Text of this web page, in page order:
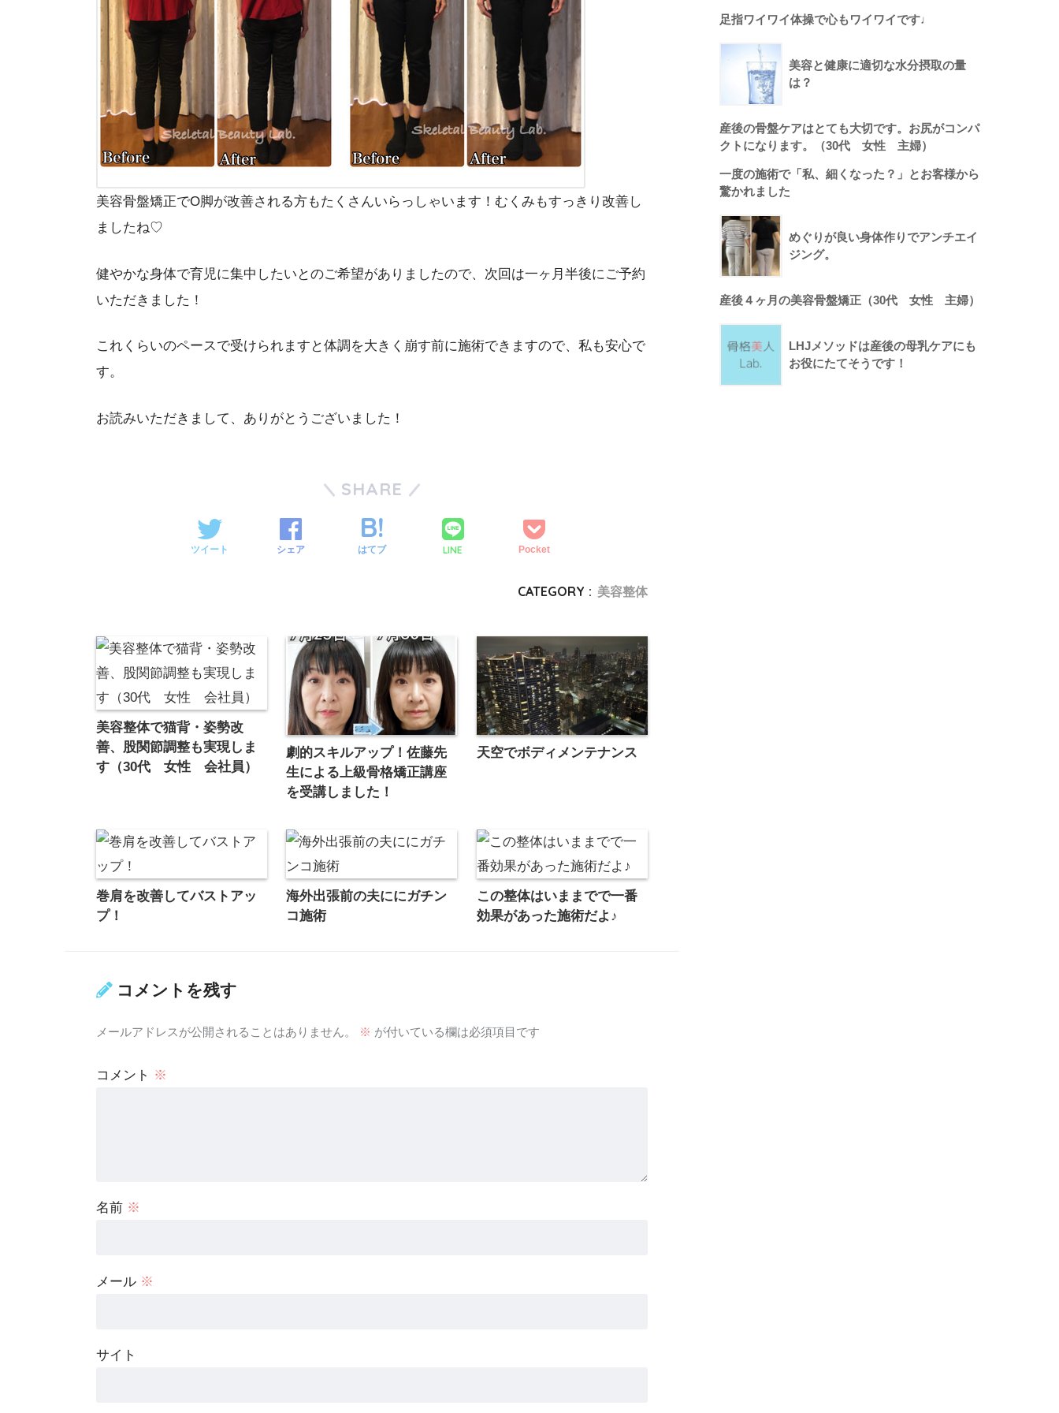
美容骨盤矯正でO脚が改善される方もたくさんいらっしゃいます！むくみもすっきり改善し
ましたね♡
健やかな身体で育児に集中したいとのご希望がありましたので、次回は一ヶ月半後にご予約
いただきました！
これくらいのペースで受けられますと体調を大きく崩す前に施術できますので、私も安心で
す。
お読みいただきまして、ありがとうございました！
SHARE
ツイート シェア はてブ LINE Pocket
CATEGORY : 美容整体
美容整体で猫背・姿勢改
善、股関節調整も実現しま
す（30代 女性 会社員）
劇的スキルアップ！佐藤先
生による上級骨格矯正講座
を受講しました！
天空でボディメンテナンス
巻肩を改善してバストアッ
プ！
海外出張前の夫ににガチン
コ施術
この整体はいままでで一番
効果があった施術だよ♪
コメントを残す
メールアドレスが公開されることはありません。 ※ が付いている欄は必須項目です
コメント ※
名前 ※
メール ※
サイト
足指ワイワイ体操で心もワイワイです♩
美容と健康に適切な水分摂取の量
は？
産後の骨盤ケアはとても大切です。お尻がコンパ
クトになります。（30代 女性 主婦）
一度の施術で「私、細くなった？」とお客様から
驚かれました
めぐりが良い身体作りでアンチエイ
ジング。
産後４ヶ月の美容骨盤矯正（30代 女性 主婦）
LHJメソッドは産後の母乳ケアにも
お役にたてそうです！